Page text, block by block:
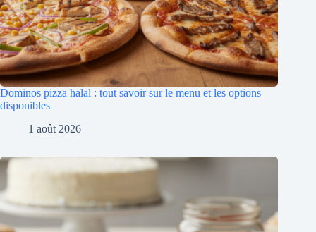
Dominos pizza halal : tout savoir sur le menu et les options
disponibles
1 août 2026